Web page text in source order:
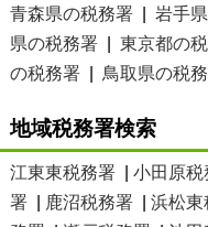
青森県の税務署| 岩手
県の税務署| 東京都の
の税務署| 鳥取県の税
地域税務署検索
江東東税務署| 小田原税
署| 鹿沼税務署| 浜松東